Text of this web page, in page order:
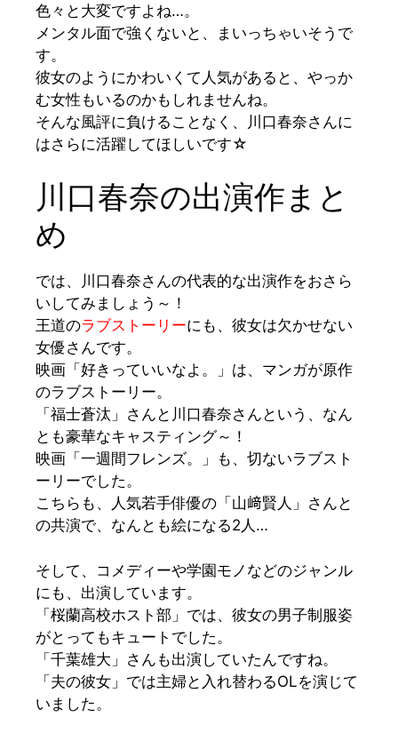
色々と大変ですよね…。
メンタル面で強くないと、まいっちゃいそうで
す。
彼女のようにかわいくて人気があると、やっか
む女性もいるのかもしれませんね。
そんな風評に負けることなく、川口春奈さんに
はさらに活躍してほしいです☆
川口春奈の出演作まと
め
では、川口春奈さんの代表的な出演作をおさら
いしてみましょう～！
王道のラブストーリーにも、彼女は欠かせない
女優さんです。
映画 「好きっていいなよ。」 は、マンガが原作
のラブストーリー。
「福士蒼汰」 さんと川口春奈さんという、なん
とも豪華なキャスティング～！
映画 「一週間フレンズ。」
も、切ないラブスト
ーリーでした。
こちらも、人気若手俳優の 「山﨑賢人」 さんと
の共演で、なんとも絵になる2人…
そして、コメディーや学園モノなどのジャンル
にも、出演しています。
「桜蘭高校ホスト部」 では、彼女の男子制服姿
がとってもキュートでした。
「千葉雄大」 さんも出演していたんですね。
「夫の彼女」 では主婦と入れ替わるOLを演じて
いました。